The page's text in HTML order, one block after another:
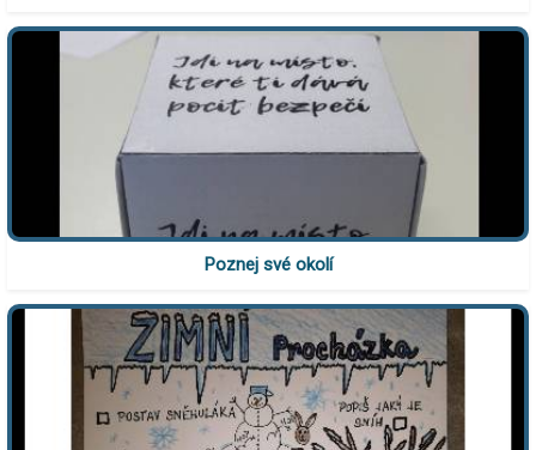
Poznej své okolí